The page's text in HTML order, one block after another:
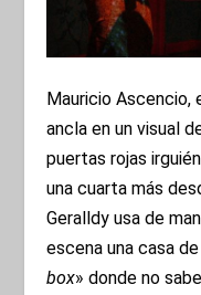
Mauricio Ascencio,
ancla en un visual
puertas rojas
una cuarta más
Geralldy usa de
escena una casa
box» donde no